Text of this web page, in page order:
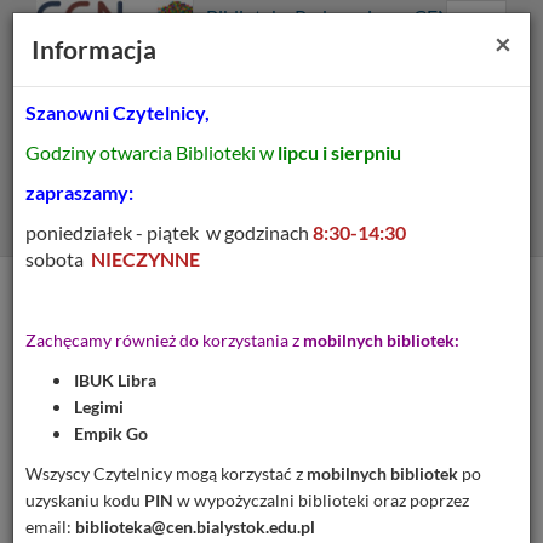
główne
główna
Prolib
główna
Biblioteka Pedagogiczna CEN
Menu
regionalna - dziedzictwo
kulturowe w regionie :
program ścieżki
edukacyjnej w szkole
podstawowej : II etap
×
Informacja
Szanowni Czytelnicy,
Godziny otwarcia Biblioteki w lipcu i sierpniu
zapraszamy:
poniedziałek - piątek w godzinach 8:30-14:30
sobota NIECZYNNE
Zachęcamy również do korzystania z mobilnych bibliotek:
IBUK Libra
Legimi
Empik Go
Wszyscy Czytelnicy mogą korzystać z mobilnych bibliotek po
uzyskaniu kodu PIN w wypożyczalni biblioteki oraz poprzez
email: biblioteka@cen.bialystok.edu.pl